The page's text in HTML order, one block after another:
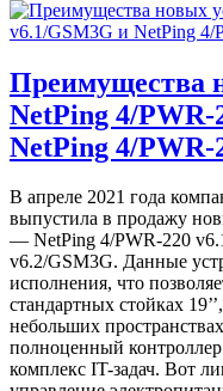
Преимущества
NetPing 4/PWR-
NetPing 4/PWR-
В апреле 2021 года
выпустила в продажу
— NetPing 4/PWR-220
v6.2/GSM3G. Данные
исполнения, что
стандартных стойках
небольших
полноценный
комплекс IT-задач. Вот